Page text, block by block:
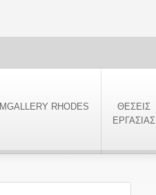
MGALLERY RHODES
ΘΕΣΕΙΣ
ΕΡΓΑΣΙΑΣ